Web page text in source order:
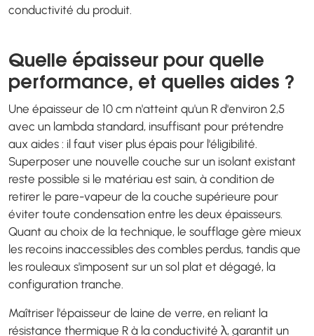
conductivité du produit.
Quelle épaisseur pour quelle
performance, et quelles aides ?
Une épaisseur de 10 cm n'atteint qu'un R d'environ 2,5
avec un lambda standard, insuffisant pour prétendre
aux aides : il faut viser plus épais pour l'éligibilité.
Superposer une nouvelle couche sur un isolant existant
reste possible si le matériau est sain, à condition de
retirer le pare-vapeur de la couche supérieure pour
éviter toute condensation entre les deux épaisseurs.
Quant au choix de la technique, le soufflage gère mieux
les recoins inaccessibles des combles perdus, tandis que
les rouleaux s'imposent sur un sol plat et dégagé, la
configuration tranche.
Maîtriser l'épaisseur de laine de verre, en reliant la
résistance thermique R à la conductivité λ, garantit un